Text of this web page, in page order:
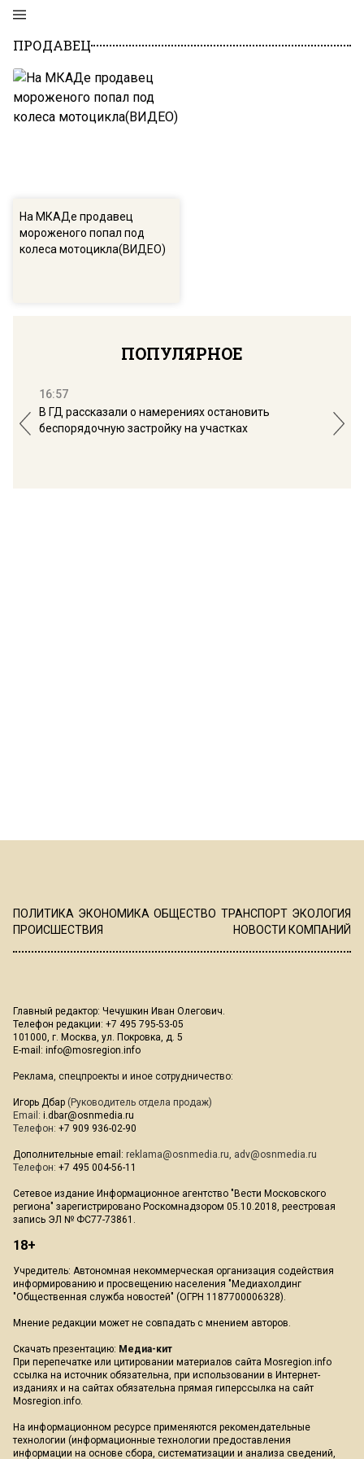
ПРОДАВЕЦ
На МКАДе продавец
мороженого попал под
колеса мотоцикла(ВИДЕО)
ПОПУЛЯРНОЕ
16:57
В ГД рассказали о намерениях остановить
беспорядочную застройку на участках
ПОЛИТИКА ЭКОНОМИКА ОБЩЕСТВО ТРАНСПОРТ ЭКОЛОГИЯ
ПРОИСШЕСТВИЯ
НОВОСТИ КОМПАНИЙ
Главный редактор: Чечушкин Иван Олегович.
Телефон редакции: +7 495 795-53-05
101000, г. Москва, ул. Покровка, д. 5
E-mail: info@mosregion.info
Реклама, спецпроекты и иное сотрудничество:
Игорь Дбар (Руководитель отдела продаж)
Email: i.dbar@osnmedia.ru
Телефон: +7 909 936-02-90
Дополнительные email: reklama@osnmedia.ru, adv@osnmedia.ru
Телефон: +7 495 004-56-11
Сетевое издание Информационное агентство "Вести Московского
региона" зарегистрировано Роскомнадзором 05.10.2018, реестровая
запись ЭЛ № ФС77-73861.
18+
Учредитель: Автономная некоммерческая организация содействия
информированию и просвещению населения "Медиахолдинг
"Общественная служба новостей" (ОГРН 1187700006328).
Мнение редакции может не совпадать с мнением авторов.
Скачать презентацию: Медиа-кит
При перепечатке или цитировании материалов сайта Mosregion.info
ссылка на источник обязательна, при использовании в Интернет-
изданиях и на сайтах обязательна прямая гиперссылка на сайт
Mosregion.info.
На информационном ресурсе применяются рекомендательные
технологии (информационные технологии предоставления
информации на основе сбора, систематизации и анализа сведений,